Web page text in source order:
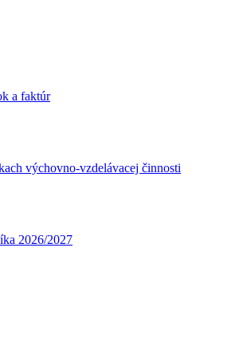
a faktúr
výchovno-vzdelávacej činnosti
2026/2027